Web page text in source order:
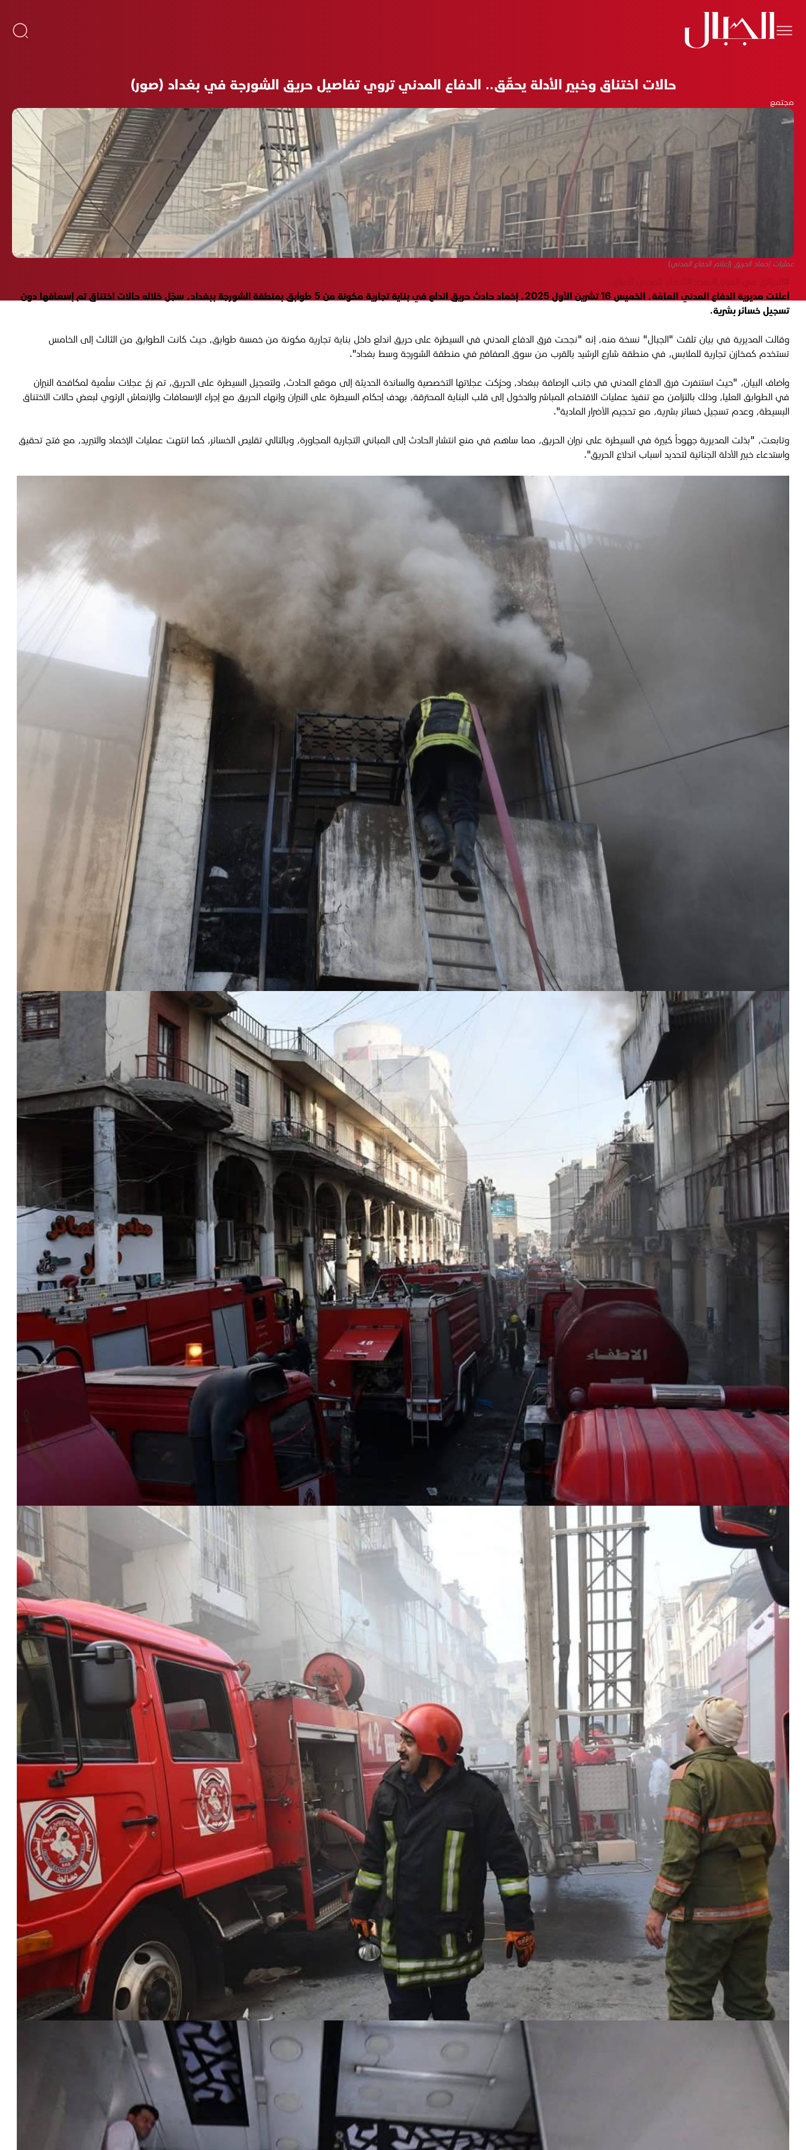
حالات اختناق وخبير الأدلة يحقّق.. الدفاع المدني تروي تفاصيل حريق الشورجة في بغداد (صور)
مجتمع
عمليات إخماد الحريق (إعلام الدفاع المدني)
#الحرائق في العراق#بغداد#الدفاع المدني العراق
أعلنت مديرية الدفاع المدني العامّة، الخميس 16 تشرين الأول 2025، إخماد حادث حريق اندلع في بناية تجارية مكونة من 5 طوابق بمنطقة الشورجة ببغداد، سجّل خلاله حالات اختناق تم إسعافها دون
تسجيل خسائر بشرية.
وقالت المديرية في بيان تلقت "الجبال" نسخة منه، إنه "نجحت فرق الدفاع المدني في السيطرة على حريق اندلع داخل بناية تجارية مكونة من خمسة طوابق، حيث كانت الطوابق من الثالث إلى الخامس
تستخدم كمخازن تجارية للملابس، في منطقة شارع الرشيد بالقرب من سوق الصفافير في منطقة الشورجة وسط بغداد".
وأضاف البيان، "حيث استنفرت فرق الدفاع المدني في جانب الرصافة ببغداد، وحرّكت عجلاتها التخصصية والساندة الحديثة إلى موقع الحادث، ولتعجيل السيطرة على الحريق، تم زجّ عجلات سلّمية لمكافحة النيران
في الطوابق العليا، وذلك بالتزامن مع تنفيذ عمليات الاقتحام المباشر والدخول إلى قلب البناية المحترقة، بهدف إحكام السيطرة على النيران وإنهاء الحريق مع إجراء الإسعافات والإنعاش الرئوي لبعض حالات الاختناق
البسيطة، وعدم تسجيل خسائر بشرية، مع تحجيم الأضرار المادية".
وتابعت، "بذلت المديرية جهوداً كبيرة في السيطرة على نيران الحريق، مما ساهم في منع انتشار الحادث إلى المباني التجارية المجاورة، وبالتالي تقليص الخسائر، كما انتهت عمليات الإخماد والتبريد، مع فتح تحقيق
واستدعاء خبير الأدلة الجنائية لتحديد أسباب اندلاع الحريق".